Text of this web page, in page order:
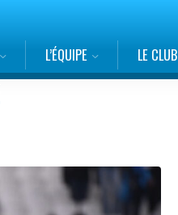
L’ÉQUIPE LE CLUB